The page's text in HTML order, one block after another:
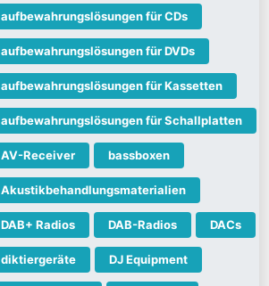
aufbewahrungslösungen für CDs
aufbewahrungslösungen für DVDs
aufbewahrungslösungen für Kassetten
aufbewahrungslösungen für Schallplatten
AV-Receiver bassboxen
Akustikbehandlungsmaterialien
DAB+ Radios DAB-Radios DACs
diktiergeräte DJ Equipment